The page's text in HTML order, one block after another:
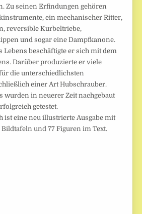
Zu seinen Erfindungen gehören
ein mechanischer Ritter,
reversible Kurbeltriebe,
und sogar eine Dampfkanone.
Lebens beschäftigte er sich mit dem
Darüber produzierte er viele
die unterschiedlichsten
einer Art Hubschrauber.
wurden in neuerer Zeit nachgebaut
getestet.
ist eine neu illustrierte Ausgabe mit
und 77 Figuren im Text.